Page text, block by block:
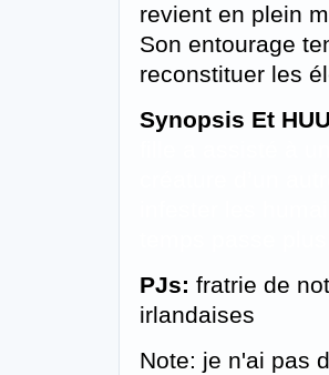
revient en plein
Son entourage
reconstituer les
Synopsis Et
PJs: fratrie de
irlandaises
Note: je n'ai pas